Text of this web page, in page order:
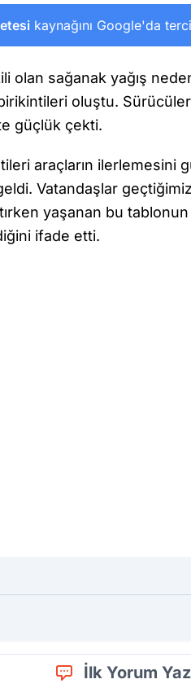
kaynağını Google'da
olan sağanak yağış
oluştu.
güçlük çekti.
araçların ilerlemesini
Vatandaşlar
yaşanan bu
ifade etti.
İlk Yorum